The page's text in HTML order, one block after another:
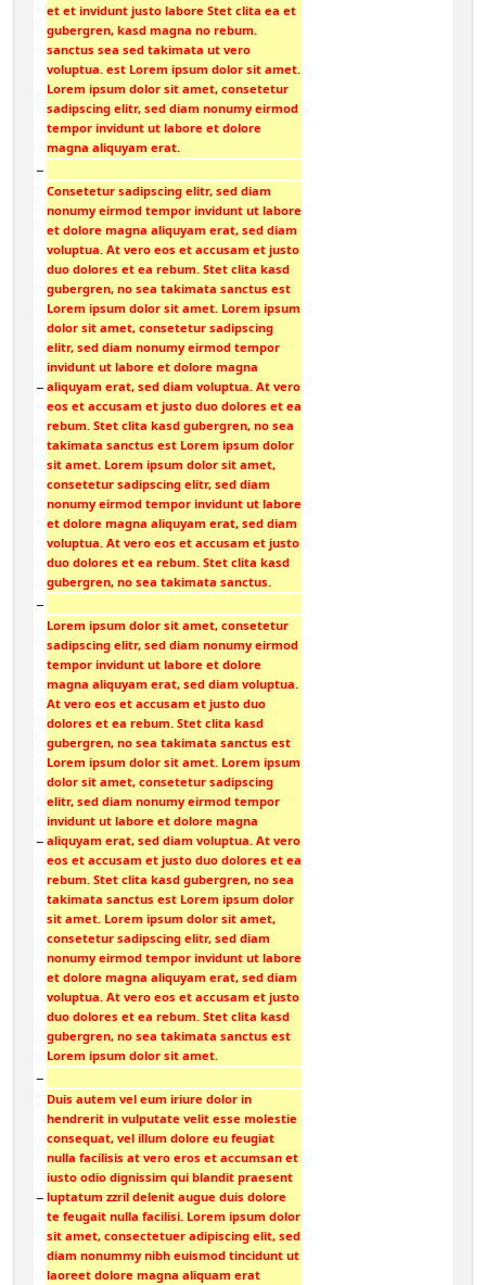
et et invidunt justo labore Stet clita ea et
gubergren, kasd magna no rebum.
sanctus sea sed takimata ut vero
voluptua. est Lorem ipsum dolor sit amet.
Lorem ipsum dolor sit amet, consetetur
sadipscing elitr, sed diam nonumy eirmod
tempor invidunt ut labore et dolore
magna aliquyam erat.
−
−
Consetetur sadipscing elitr, sed diam
nonumy eirmod tempor invidunt ut labore
et dolore magna aliquyam erat, sed diam
voluptua. At vero eos et accusam et justo
duo dolores et ea rebum. Stet clita kasd
gubergren, no sea takimata sanctus est
Lorem ipsum dolor sit amet. Lorem ipsum
dolor sit amet, consetetur sadipscing
elitr, sed diam nonumy eirmod tempor
invidunt ut labore et dolore magna
aliquyam erat, sed diam voluptua. At vero
eos et accusam et justo duo dolores et ea
rebum. Stet clita kasd gubergren, no sea
takimata sanctus est Lorem ipsum dolor
sit amet. Lorem ipsum dolor sit amet,
consetetur sadipscing elitr, sed diam
nonumy eirmod tempor invidunt ut labore
et dolore magna aliquyam erat, sed diam
voluptua. At vero eos et accusam et justo
duo dolores et ea rebum. Stet clita kasd
gubergren, no sea takimata sanctus.
−
−
Lorem ipsum dolor sit amet, consetetur
sadipscing elitr, sed diam nonumy eirmod
tempor invidunt ut labore et dolore
magna aliquyam erat, sed diam voluptua.
At vero eos et accusam et justo duo
dolores et ea rebum. Stet clita kasd
gubergren, no sea takimata sanctus est
Lorem ipsum dolor sit amet. Lorem ipsum
dolor sit amet, consetetur sadipscing
elitr, sed diam nonumy eirmod tempor
invidunt ut labore et dolore magna
aliquyam erat, sed diam voluptua. At vero
eos et accusam et justo duo dolores et ea
rebum. Stet clita kasd gubergren, no sea
takimata sanctus est Lorem ipsum dolor
sit amet. Lorem ipsum dolor sit amet,
consetetur sadipscing elitr, sed diam
nonumy eirmod tempor invidunt ut labore
et dolore magna aliquyam erat, sed diam
voluptua. At vero eos et accusam et justo
duo dolores et ea rebum. Stet clita kasd
gubergren, no sea takimata sanctus est
Lorem ipsum dolor sit amet.
−
−
Duis autem vel eum iriure dolor in
hendrerit in vulputate velit esse molestie
consequat, vel illum dolore eu feugiat
nulla facilisis at vero eros et accumsan et
iusto odio dignissim qui blandit praesent
luptatum zzril delenit augue duis dolore
te feugait nulla facilisi. Lorem ipsum dolor
sit amet, consectetuer adipiscing elit, sed
diam nonummy nibh euismod tincidunt ut
laoreet dolore magna aliquam erat